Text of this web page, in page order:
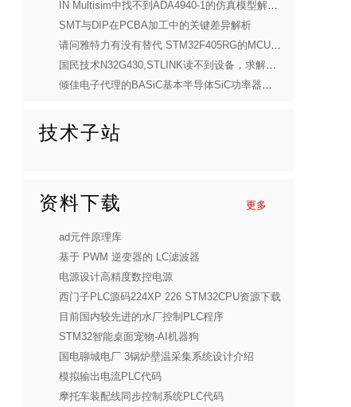
IN Multisim中找不到ADA4940-1的仿真模型解决方案
SMT与DIP在PCBA加工中的关键差异解析
请问雅特力有没有替代 STM32F405RG的MCU，具体型号和价格是？
国民技术N32G430,STLINK读不到设备，求解答！
倾佳电子代理的BASiC基本半导体SiC功率器件产品线选型指南
技术子站
更多
资料下载
ad元件原理库
基于 PWM 逆变器的 LC滤波器
电源设计高精度数控电源
西门子PLC源码224XP 226 STM32CPU资源下载
目前国内较先进的水厂控制PLC程序
STM32智能桌面宠物-AI机器狗
国电聊城电厂 3锅炉壁温采集系统设计介绍
模拟输出电流PLC代码
摩托车装配线同步控制系统PLC代码